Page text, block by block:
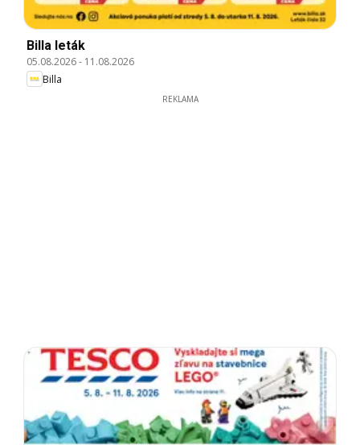
Billa leták
05.08.2026- 11.08.2026
Billa
REKLAMA